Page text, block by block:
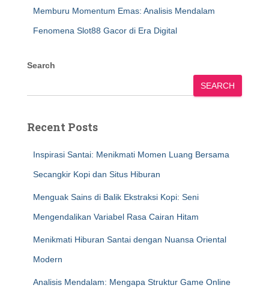
Memburu Momentum Emas: Analisis Mendalam
Fenomena Slot88 Gacor di Era Digital
Search
SEARCH
Recent Posts
Inspirasi Santai: Menikmati Momen Luang Bersama
Secangkir Kopi dan Situs Hiburan
Menguak Sains di Balik Ekstraksi Kopi: Seni
Mengendalikan Variabel Rasa Cairan Hitam
Menikmati Hiburan Santai dengan Nuansa Oriental
Modern
Analisis Mendalam: Mengapa Struktur Game Online